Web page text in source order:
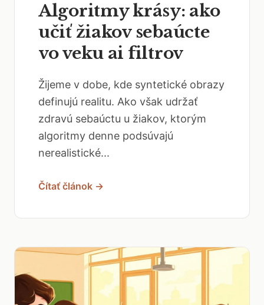
Algoritmy krásy: ako
učiť žiakov sebaúcte
vo veku ai filtrov
Žijeme v dobe, kde syntetické obrazy
definujú realitu. Ako však udržať
zdravú sebaúctu u žiakov, ktorým
algoritmy denne podsúvajú
nerealistické...
Čítať článok →